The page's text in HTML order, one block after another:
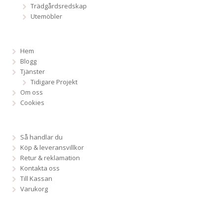
Trädgårdsredskap
Utemöbler
Hem
Blogg
Tjänster
Tidigare Projekt
Om oss
Cookies
Så handlar du
Köp & leveransvillkor
Retur & reklamation
Kontakta oss
Till Kassan
Varukorg